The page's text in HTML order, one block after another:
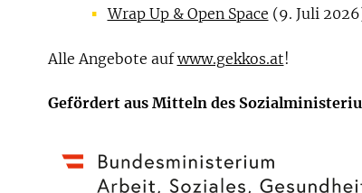
Wrap Up & Open Space (9. Juli
Alle Angebote aufwww.gekkos.at!
Gefördert aus Mitteln des